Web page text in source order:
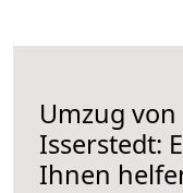
Umzug
Isserstedt:
Ihnen